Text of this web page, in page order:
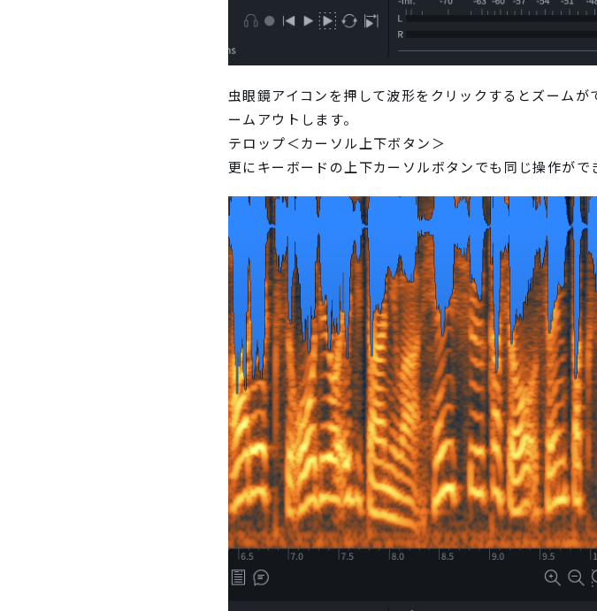
虫眼鏡アイコンを押して波形をクリックするとズーム
ームアウトします。
テロップ＜カーソル上下ボタン＞
更にキーボードの上下カーソルボタンでも同じ操作がで